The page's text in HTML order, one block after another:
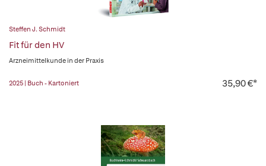
Steffen J. Schmidt
Fit für den HV
Arzneimittelkunde in der Praxis
2025 | Buch - Kartoniert 35,90 €*